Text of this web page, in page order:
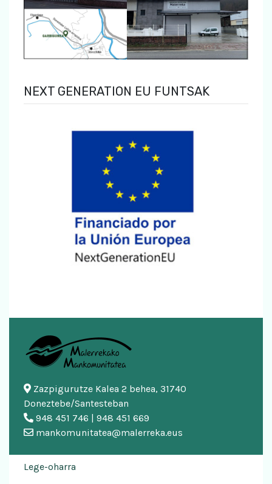
NEXT GENERATION EU FUNTSAK
Zazpigurutze Kalea 2 behea, 31740
Doneztebe/Santesteban
948 451 746 | 948 451 669
mankomunitatea@malerreka.eus
Lege-oharra